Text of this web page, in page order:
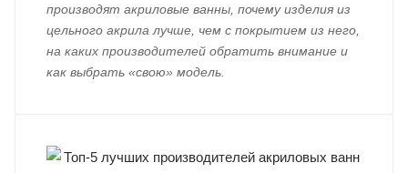
производят акриловые ванны, почему изделия из
цельного акрила лучше, чем с покрытием из него,
на каких производителей обратить внимание и
как выбрать «свою» модель.